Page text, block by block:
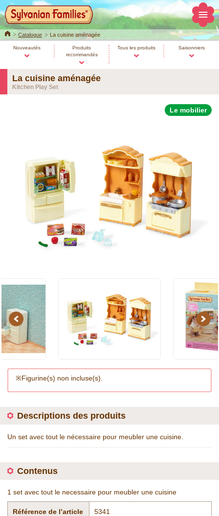
HomeCatalogue La cuisine aménagée
Nouveautés
Produits
recommandés
Tous les produits Saisonniers
La cuisine aménagée
Kitchen Play Set
Le mobilier
Previous Next
※Figurine(s) non incluse(s).
Descriptions des produits
Un set avec tout le nécessaire pour meubler une cuisine.
Contenus
1 set avec tout le necessaire pour meubler une cuisine
Référence de l’article
5341